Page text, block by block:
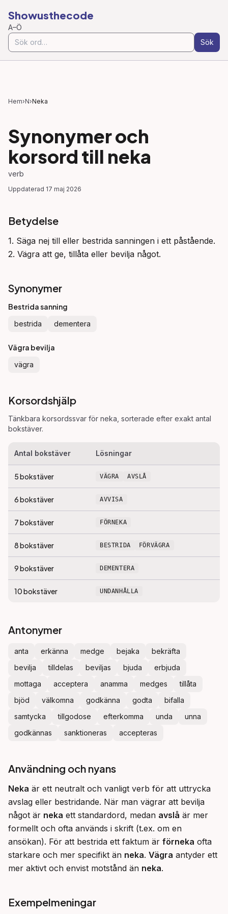
Showusthecode
A–Ö
Sök
Hem›N›Neka
Synonymer och
korsord till neka
verb
Uppdaterad 17 maj 2026
Betydelse
1. Säga nej till eller bestrida sanningen i ett påstående.
2. Vägra att ge, tillåta eller bevilja något.
Synonymer
Bestrida sanning
bestrida dementera
Vägra bevilja
vägra
Korsordshjälp
Tänkbara korsordssvar för neka , sorterade efter exakt antal
bokstäver.
Antal bokstäver Lösningar
5bokstäver VÄGRA AVSLÅ
6bokstäver AVVISA
7bokstäver FÖRNEKA
8bokstäver BESTRIDA FÖRVÄGRA
9bokstäver DEMENTERA
10bokstäver UNDANHÅLLA
Antonymer
anta erkänna medge bejaka
bekräfta
bevilja
tilldelas beviljas bjuda
erbjuda
mottaga
acceptera anamma medges
tillåta
bjöd
välkomna godkänna godta
bifalla
samtycka
tillgodose efterkomma unda
unna
godkännas
sanktioneras accepteras
Användning och nyans
Neka är ett neutralt och vanligt verb för att uttrycka
avslag eller bestridande. När man vägrar att bevilja
något är neka ett standardord, medan avslå är mer
formellt och ofta används i skrift (t.ex. om en
ansökan). För att bestrida ett faktum är förneka ofta
starkare och mer specifikt än neka. Vägra antyder ett
mer aktivt och envist motstånd än neka.
Exempelmeningar